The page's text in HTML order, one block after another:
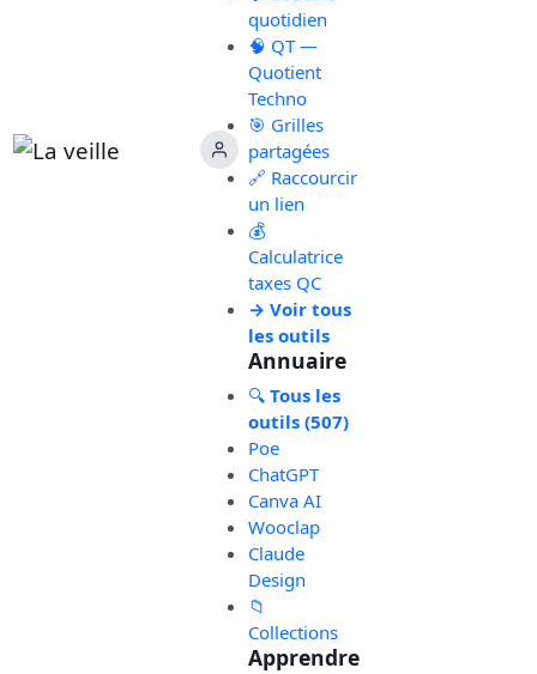
quotidien
🧠 QT —
Quotient
Techno
🎯 Grilles
partagées
🔗 Raccourcir
un lien
💰
Calculatrice
taxes QC
→ Voir tous
les outils
Annuaire
🔍 Tous les
outils (507)
Poe
ChatGPT
Canva AI
Wooclap
Claude
Design
📁
Collections
Apprendre